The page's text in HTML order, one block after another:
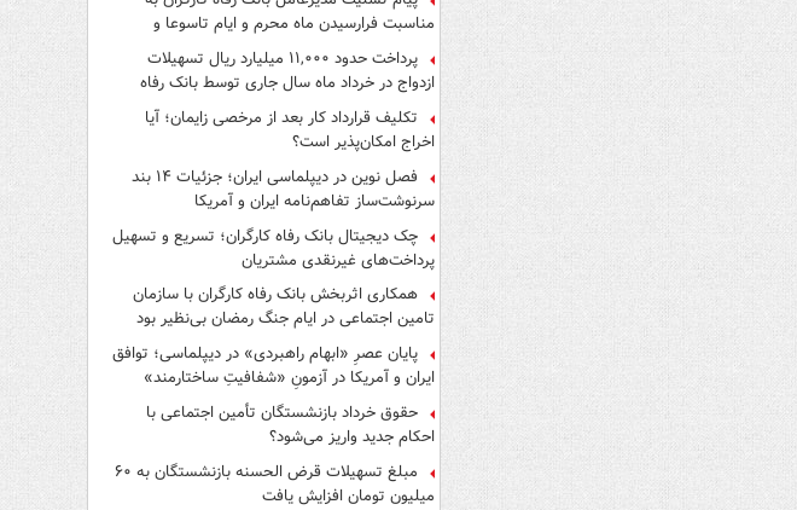
مناسبت فرارسیدن ماه محرم و ایام تاسوعا و
عاشورای حسینی
پرداخت حدود ۱۱,۰۰۰ میلیارد ریال تسهیلات
ازدواج در خرداد ماه سال جاری توسط بانک رفاه
کارگران
تکلیف قرارداد کار بعد از مرخصی زایمان؛ آیا
اخراج امکان‌پذیر است؟
فصل نوین در دیپلماسی ایران؛ جزئیات ۱۴ بند
سرنوشت‌ساز تفاهم‌نامه ایران و آمریکا
چک دیجیتال بانک رفاه کارگران؛ تسریع و تسهیل
پرداخت‌های غیرنقدی مشتریان
همکاری اثربخش بانک رفاه کارگران با سازمان
تامین اجتماعی در ایام جنگ رمضان بی‌نظیر بود
پایان عصرِ «ابهام راهبردی» در دیپلماسی؛ توافق
ایران و آمریکا در آزمونِ «شفافیتِ ساختارمند»
حقوق خرداد بازنشستگان تأمین اجتماعی با
احکام جدید واریز می‌شود؟
مبلغ تسهیلات قرض الحسنه بازنشستگان به ۶۰
میلیون تومان افزایش یافت